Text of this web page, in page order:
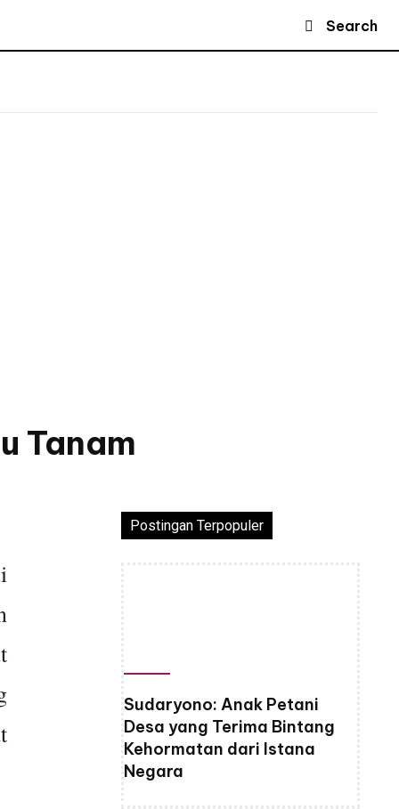
Search
Tanam
Postingan Terpopuler
Sudaryono: Anak Petani
Desa yang Terima Bintang
Kehormatan dari Istana
Negara